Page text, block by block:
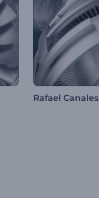
Rafael Canales